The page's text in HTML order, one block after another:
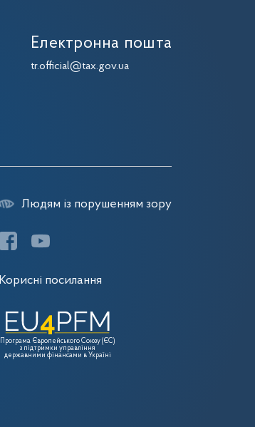
Електронна пошта
tr.official@tax.gov.ua
Людям із порушенням зору
Корисні посилання
Програма Європейського Союзу (ЄС)
з підтримки управління
державними фінансами в Україні